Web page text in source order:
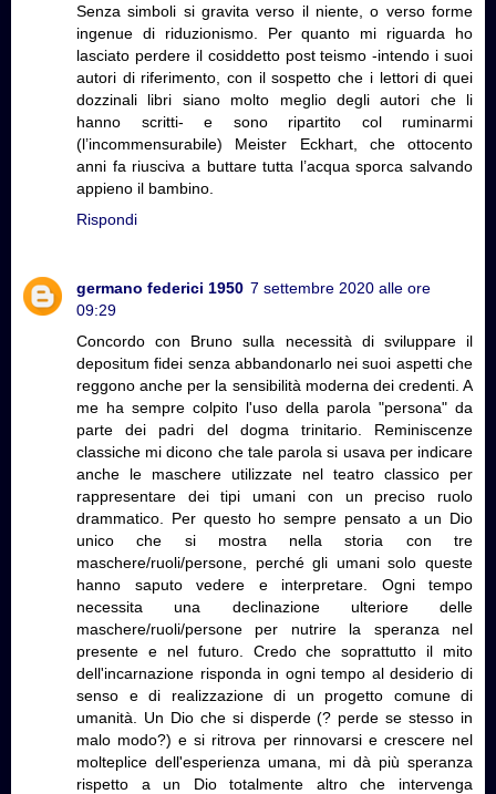
Senza simboli si gravita verso il niente, o verso forme
ingenue di riduzionismo. Per quanto mi riguarda ho
lasciato perdere il cosiddetto post teismo -intendo i suoi
autori di riferimento, con il sospetto che i lettori di quei
dozzinali libri siano molto meglio degli autori che li
hanno scritti- e sono ripartito col ruminarmi
(l’incommensurabile) Meister Eckhart, che ottocento
anni fa riusciva a buttare tutta l’acqua sporca salvando
appieno il bambino.
Rispondi
germano federici 1950 7 settembre 2020 alle ore
09:29
Concordo con Bruno sulla necessità di sviluppare il
depositum fidei senza abbandonarlo nei suoi aspetti che
reggono anche per la sensibilità moderna dei credenti. A
me ha sempre colpito l'uso della parola "persona" da
parte dei padri del dogma trinitario. Reminiscenze
classiche mi dicono che tale parola si usava per indicare
anche le maschere utilizzate nel teatro classico per
rappresentare dei tipi umani con un preciso ruolo
drammatico. Per questo ho sempre pensato a un Dio
unico che si mostra nella storia con tre
maschere/ruoli/persone, perché gli umani solo queste
hanno saputo vedere e interpretare. Ogni tempo
necessita una declinazione ulteriore delle
maschere/ruoli/persone per nutrire la speranza nel
presente e nel futuro. Credo che soprattutto il mito
dell'incarnazione risponda in ogni tempo al desiderio di
senso e di realizzazione di un progetto comune di
umanità. Un Dio che si disperde (? perde se stesso in
malo modo?) e si ritrova per rinnovarsi e crescere nel
molteplice dell'esperienza umana, mi dà più speranza
rispetto a un Dio totalmente altro che intervenga